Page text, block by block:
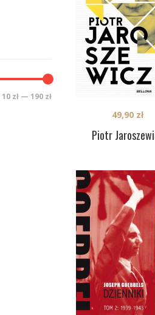
Piotr
49,90 zł
10 zł — 190 zł